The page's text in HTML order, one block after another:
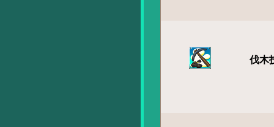
伐木